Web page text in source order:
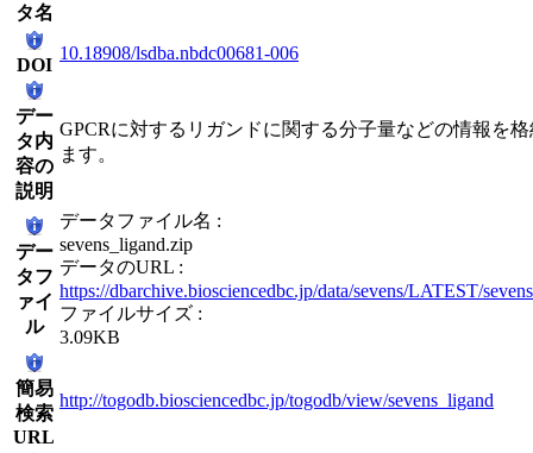
タ名
DOI
10.18908/lsdba.nbdc00681-006
デー
タ内
容の
説明
GPCRに対するリガンドに関する分子量などの情報を
ます。
デー
タフ
ァイ
ル
データファイル名 :
sevens_ligand.zip
データのURL :
https://dbarchive.biosciencedbc.jp/data/sevens/LATEST/
ファイルサイズ :
3.09KB
簡易
検索
URL
http://togodb.biosciencedbc.jp/togodb/view/sevens_ligand